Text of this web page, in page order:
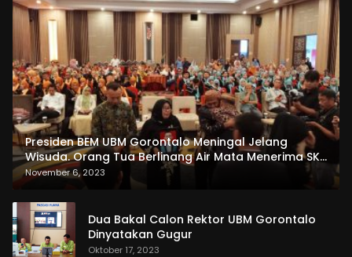
Presiden BEM UBM Gorontalo Meningal Jelang
Wisuda. Orang Tua Berlinang Air Mata Menerima SKL
dan Pemasangan Salempang
November 6, 2023
Dua Bakal Calon Rektor UBM Gorontalo
Dinyatakan Gugur
Oktober 17, 2023